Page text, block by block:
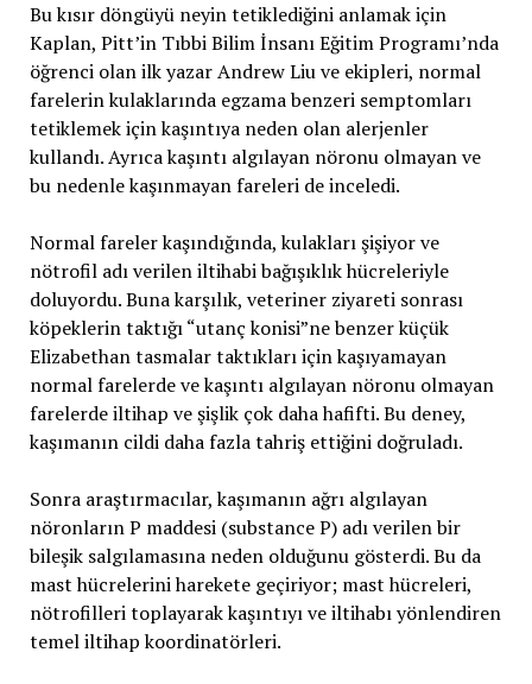
Bu kısır döngüyü neyin tetiklediğini anlamak için
Kaplan, Pitt’in Tıbbi Bilim İnsanı Eğitim Programı’nda
öğrenci olan ilk yazar Andrew Liu ve ekipleri, normal
farelerin kulaklarında egzama benzeri semptomları
tetiklemek için kaşıntıya neden olan alerjenler
kullandı. Ayrıca kaşıntı algılayan nöronu olmayan ve
bu nedenle kaşınmayan fareleri de inceledi.
Normal fareler kaşındığında, kulakları şişiyor ve
nötrofil adı verilen iltihabi bağışıklık hücreleriyle
doluyordu. Buna karşılık, veteriner ziyareti sonrası
köpeklerin taktığı “utanç konisi”ne benzer küçük
Elizabethan tasmalar taktıkları için kaşıyamayan
normal farelerde ve kaşıntı algılayan nöronu olmayan
farelerde iltihap ve şişlik çok daha hafifti. Bu deney,
kaşımanın cildi daha fazla tahriş ettiğini doğruladı.
Sonra araştırmacılar, kaşımanın ağrı algılayan
nöronların P maddesi (substance P) adı verilen bir
bileşik salgılamasına neden olduğunu gösterdi. Bu da
mast hücrelerini harekete geçiriyor; mast hücreleri,
nötrofilleri toplayarak kaşıntıyı ve iltihabı yönlendiren
temel iltihap koordinatörleri.